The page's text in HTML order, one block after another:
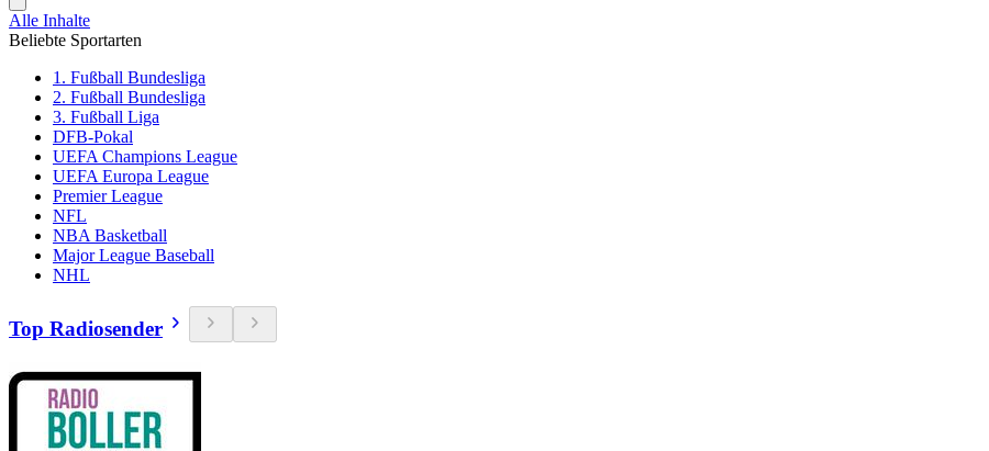
Alle Inhalte
Beliebte Sportarten
1. Fußball Bundesliga
2. Fußball Bundesliga
3. Fußball Liga
DFB-Pokal
UEFA Champions League
UEFA Europa League
Premier League
NFL
NBA Basketball
Major League Baseball
NHL
Top Radiosender